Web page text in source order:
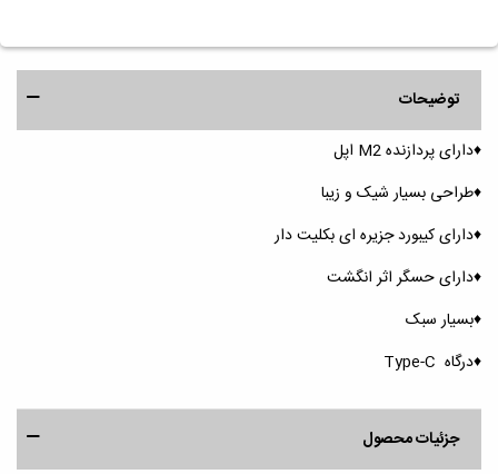
توضیحات
♦️دارای پردازنده M2 اپل
♦️طراحی بسیار شیک و زیبا
♦️دارای کیبورد جزیره ای بکلیت دار
♦️دارای حسگر اثر انگشت
♦️بسیار سبک
♦️درگاه Type-C
جزئیات محصول